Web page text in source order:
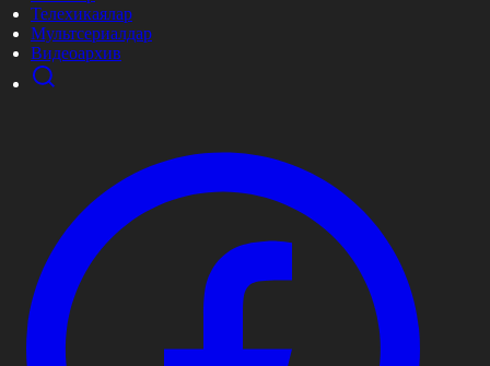
Телехикаялар
Мультсериалдар
Видеоархив